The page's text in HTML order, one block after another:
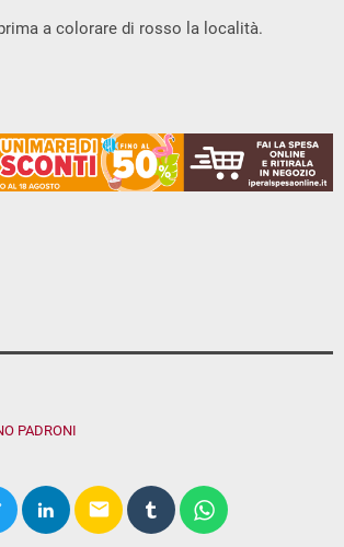
a colorare di rosso la località.
PADRONI
email